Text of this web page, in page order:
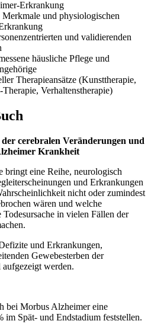
Erkrankung
und physiologischen
und validierenden
häusliche Pflege und
Therapieansätze (Kunsttherapie,
Verhaltenstherapie)
der cerebralen Veränderungen und
Krankheit
eine Reihe, neurologisch
und Erkrankungen
nicht oder zumindest
wären und welche
in vielen Fällen der
und Erkrankungen,
Gewebesterben der
werden.
bei Morbus Alzheimer eine
Spät- und Endstadium feststellen.